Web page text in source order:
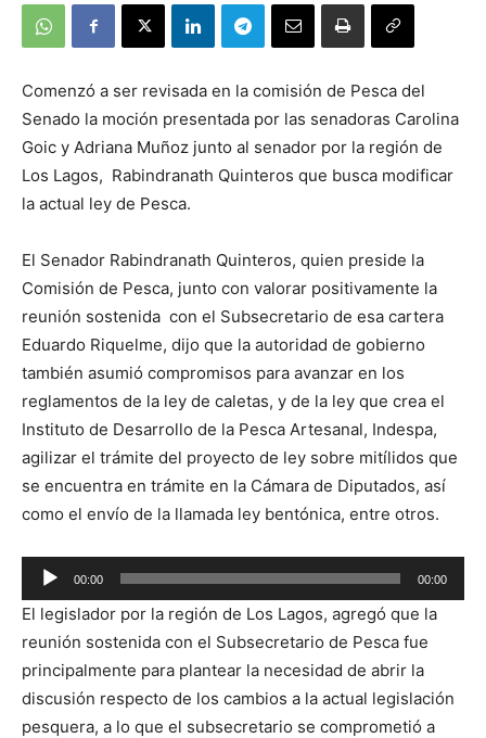
Comenzó a ser revisada en la comisión de Pesca del
Senado la moción presentada por las senadoras Carolina
Goic y Adriana Muñoz junto al senador por la región de
Los Lagos, Rabindranath Quinteros que busca modificar
la actual ley de Pesca.
El Senador Rabindranath Quinteros, quien preside la
Comisión de Pesca, junto con valorar positivamente la
reunión sostenida con el Subsecretario de esa cartera
Eduardo Riquelme, dijo que la autoridad de gobierno
también asumió compromisos para avanzar en los
reglamentos de la ley de caletas, y de la ley que crea el
Instituto de Desarrollo de la Pesca Artesanal, Indespa,
agilizar el trámite del proyecto de ley sobre mitílidos que
se encuentra en trámite en la Cámara de Diputados, así
como el envío de la llamada ley bentónica, entre otros.
Reproductor
de
audio
00:00 00:00
El legislador por la región de Los Lagos, agregó que la
reunión sostenida con el Subsecretario de Pesca fue
principalmente para plantear la necesidad de abrir la
discusión respecto de los cambios a la actual legislación
pesquera, a lo que el subsecretario se comprometió a